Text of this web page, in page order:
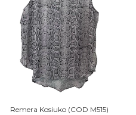
Remera Kosiuko (COD M515)